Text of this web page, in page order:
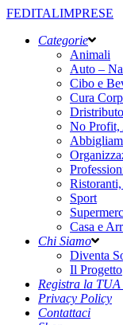
FEDITALIMPRESE
Categorie
Animali
Auto –
Cibo e
Cura
No Profit,
Sport
Casa e
Chi Siamo
Diventa
Il Progetto
Registra la TUA
Privacy Policy
Contattaci